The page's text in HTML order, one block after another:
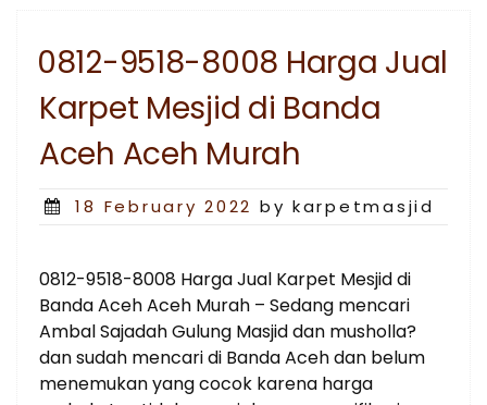
0812-9518-8008 Harga Jual
Karpet Mesjid di Banda
Aceh Aceh Murah
Posted
18 February 2022 by karpetmasjid
0812-9518-8008 Harga Jual Karpet Mesjid di
Banda Aceh Aceh Murah – Sedang mencari
Ambal Sajadah Gulung Masjid dan musholla?
dan sudah mencari di Banda Aceh dan belum
menemukan yang cocok karena harga